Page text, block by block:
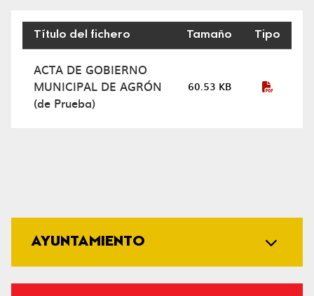
AYUNTAMIENTO
Título del fichero Tamaño Tipo
ACTA DE GOBIERNO
MUNICIPAL DE AGRÓN
(de Prueba)
60.53 KB